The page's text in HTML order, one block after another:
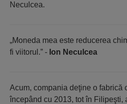
Neculcea.
„Moneda mea este reducerea
fi viitorul.” - Ion Neculcea
Acum, compania deţine o fabrică
începând cu 2013, tot în Filipeşti,